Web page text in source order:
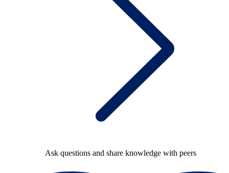
Ask questions and share knowledge with peers